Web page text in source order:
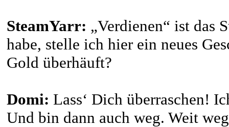
SteamYarr: „Verdienen“ ist das
habe, stelle ich hier ein neues
Gold überhäuft?
Domi: Lass‘ Dich überraschen!
Und bin dann auch weg. Weit